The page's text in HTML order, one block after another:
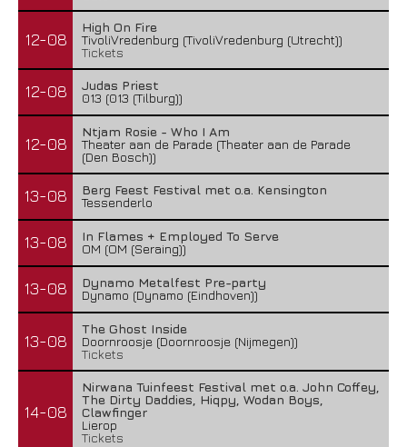
12-08
High On Fire
TivoliVredenburg (TivoliVredenburg (Utrecht))
Tickets
12-08
Judas Priest
013 (013 (Tilburg))
12-08
Ntjam Rosie - Who I Am
Theater aan de Parade (Theater aan de Parade
(Den Bosch))
13-08
Berg Feest Festival met o.a. Kensington
Tessenderlo
13-08
In Flames + Employed To Serve
OM (OM (Seraing))
13-08
Dynamo Metalfest Pre-party
Dynamo (Dynamo (Eindhoven))
13-08
The Ghost Inside
Doornroosje (Doornroosje (Nijmegen))
Tickets
14-08
Nirwana Tuinfeest Festival met o.a. John Coffey,
The Dirty Daddies, Hiqpy, Wodan Boys,
Clawfinger
Lierop
Tickets